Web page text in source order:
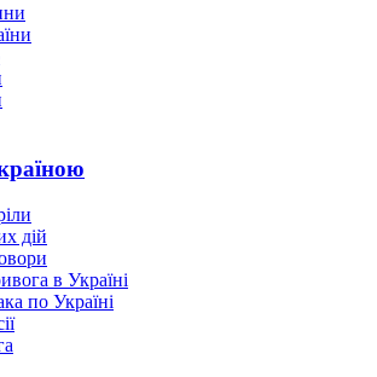
дій
в Україні
по Україні